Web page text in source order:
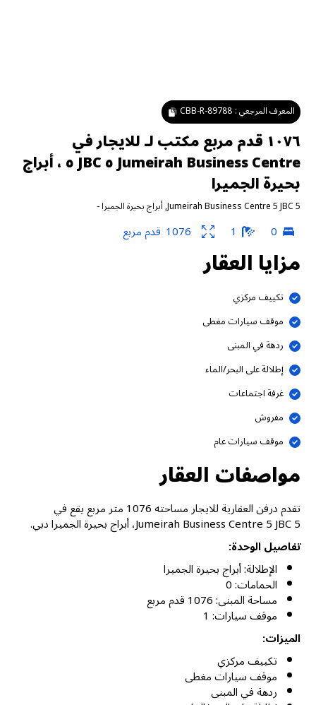
المعرف المرجعي : CBB-R-89788
١٠٧٦ قدم مربع مكتب لـ للايجار في
Jumeirah Business Centre ٥ JBC ٥ ، أبراج
بحيرة الجميرا
Jumeirah Business Centre 5 JBC 5
,أبراج بحيرة الجميرا-
0
1
1076 قدم مربع
مزايا العقار
تكييف مركزي
موقف سيارات مغطى
ردهة في المبنى
إطلالة على البحر/الماء
غرفة اجتماعات
مفروش
موقف سيارات عام
مواصفات العقار
تقدم درفن العقارية للايجار مساحته 1076 متر مربع يقع في
Jumeirah Business Centre 5 JBC 5، أبراج بحيرة الجميرا دبي.
تفاصيل الوحدة:
الإطلالة: أبراج بحيرة الجميرا
الحمامات: 0
مساحة المبنى: 1076 قدم مربع
موقف سيارات: 1
الميزات:
تكييف مركزي
موقف سيارات مغطى
ردهة في المبنى